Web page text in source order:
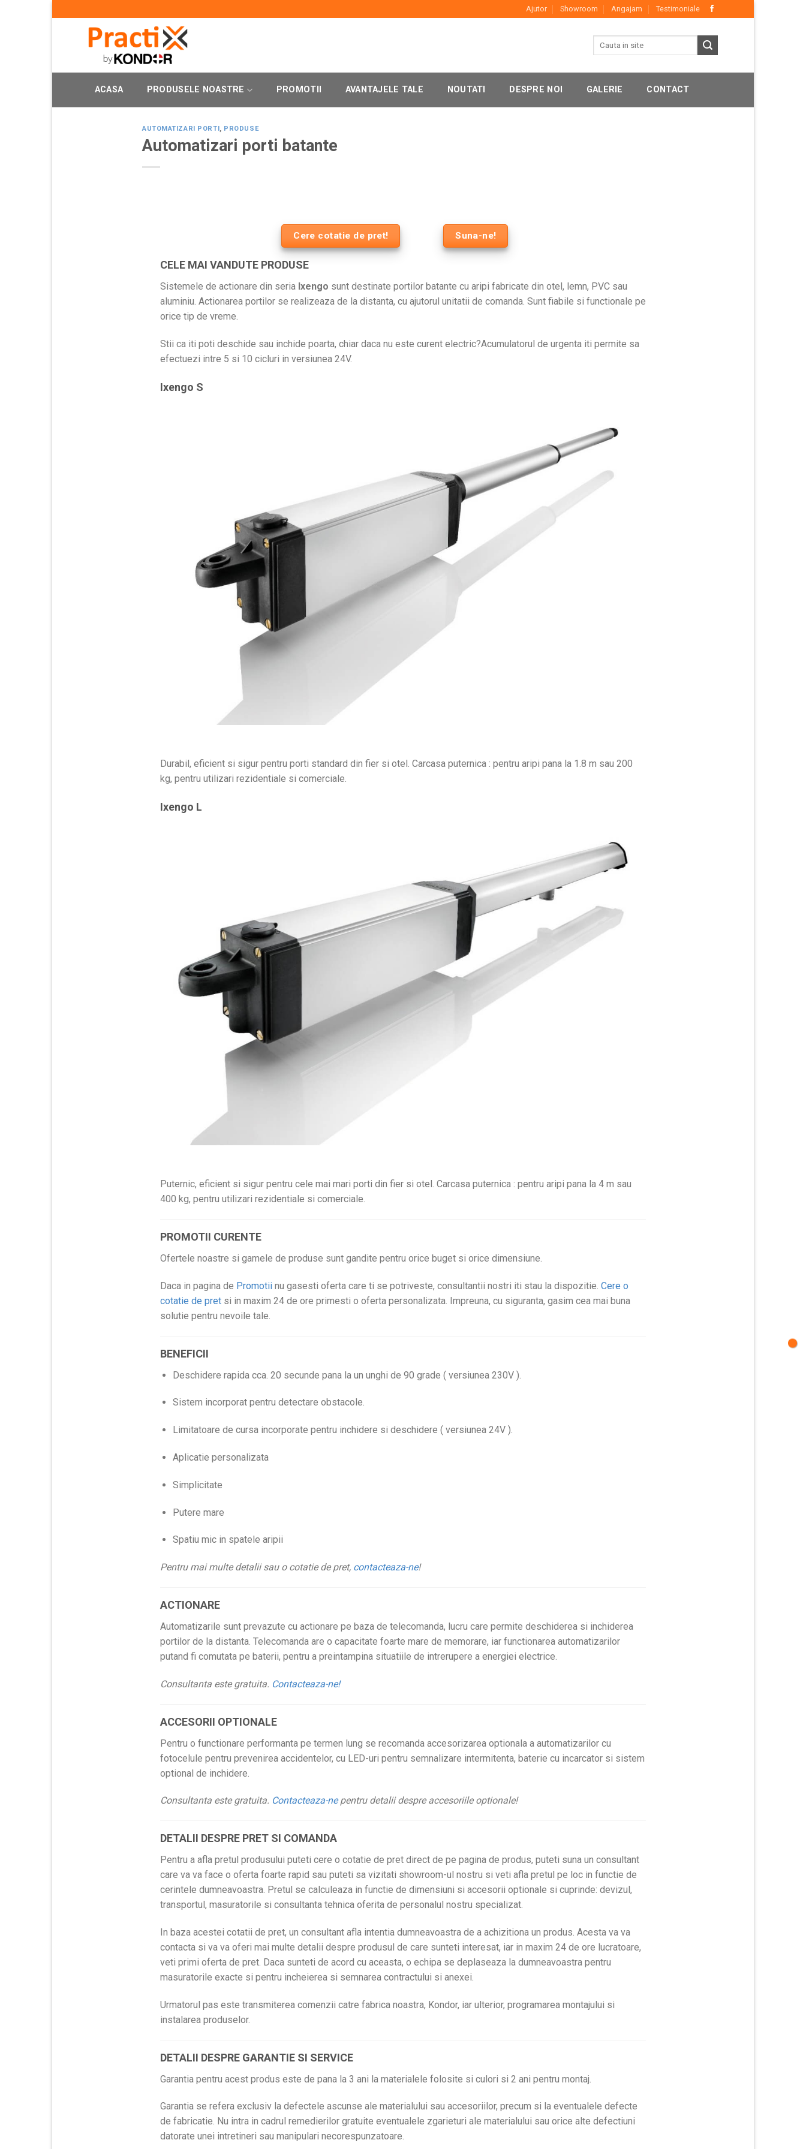
Ajutor Showroom Angajam Testimoniale
ACASA PRODUSELE NOASTRE PROMOTII AVANTAJELE TALE NOUTATI DESPRE NOI GALERIE CONTACT
AUTOMATIZARI PORTI, PRODUSE
Automatizari porti batante
Cere cotatie de pret! Suna-ne!
CELE MAI VANDUTE PRODUSE
Sistemele de actionare din seria Ixengo sunt destinate portilor batante cu aripi fabricate din otel, lemn, PVC sau
aluminiu. Actionarea portilor se realizeaza de la distanta, cu ajutorul unitatii de comanda. Sunt fiabile si functionale pe
orice tip de vreme.
Stii ca iti poti deschide sau inchide poarta, chiar daca nu este curent electric?Acumulatorul de urgenta iti permite sa
efectuezi intre 5 si 10 cicluri in versiunea 24V.
Ixengo S
Durabil, eficient si sigur pentru porti standard din fier si otel. Carcasa puternica : pentru aripi pana la 1.8 m sau 200
kg, pentru utilizari rezidentiale si comerciale.
Ixengo L
Puternic, eficient si sigur pentru cele mai mari porti din fier si otel. Carcasa puternica : pentru aripi pana la 4 m sau
400 kg, pentru utilizari rezidentiale si comerciale.
PROMOTII CURENTE
Ofertele noastre si gamele de produse sunt gandite pentru orice buget si orice dimensiune.
Daca in pagina de Promotii nu gasesti oferta care ti se potriveste, consultantii nostri iti stau la dispozitie. Cere o
cotatie de pret si in maxim 24 de ore primesti o oferta personalizata. Impreuna, cu siguranta, gasim cea mai buna
solutie pentru nevoile tale.
BENEFICII
Deschidere rapida cca. 20 secunde pana la un unghi de 90 grade ( versiunea 230V ).
Sistem incorporat pentru detectare obstacole.
Limitatoare de cursa incorporate pentru inchidere si deschidere ( versiunea 24V ).
Aplicatie personalizata
Simplicitate
Putere mare
Spatiu mic in spatele aripii
Pentru mai multe detalii sau o cotatie de pret, contacteaza-ne!
ACTIONARE
Automatizarile sunt prevazute cu actionare pe baza de telecomanda, lucru care permite deschiderea si inchiderea
portilor de la distanta. Telecomanda are o capacitate foarte mare de memorare, iar functionarea automatizarilor
putand fi comutata pe baterii, pentru a preintampina situatiile de intrerupere a energiei electrice.
Consultanta este gratuita. Contacteaza-ne!
ACCESORII OPTIONALE
Pentru o functionare performanta pe termen lung se recomanda accesorizarea optionala a automatizarilor cu
fotocelule pentru prevenirea accidentelor, cu LED-uri pentru semnalizare intermitenta, baterie cu incarcator si sistem
optional de inchidere.
Consultanta este gratuita. Contacteaza-nepentru detalii despre accesoriile optionale!
DETALII DESPRE PRET SI COMANDA
Pentru a afla pretul produsului puteti cere o cotatie de pret direct de pe pagina de produs, puteti suna un consultant
care va va face o oferta foarte rapid sau puteti sa vizitati showroom-ul nostru si veti afla pretul pe loc in functie de
cerintele dumneavoastra. Pretul se calculeaza in functie de dimensiuni si accesorii optionale si cuprinde: devizul,
transportul, masuratorile si consultanta tehnica oferita de personalul nostru specializat.
In baza acestei cotatii de pret, un consultant afla intentia dumneavoastra de a achizitiona un produs. Acesta va va
contacta si va va oferi mai multe detalii despre produsul de care sunteti interesat, iar in maxim 24 de ore lucratoare,
veti primi oferta de pret. Daca sunteti de acord cu aceasta, o echipa se deplaseaza la dumneavoastra pentru
masuratorile exacte si pentru incheierea si semnarea contractului si anexei.
Urmatorul pas este transmiterea comenzii catre fabrica noastra, Kondor, iar ulterior, programarea montajului si
instalarea produselor.
DETALII DESPRE GARANTIE SI SERVICE
Garantia pentru acest produs este de pana la 3 ani la materialele folosite si culori si 2 ani pentru montaj.
Garantia se refera exclusiv la defectele ascunse ale materialului sau accesoriilor, precum si la eventualele defecte
de fabricatie. Nu intra in cadrul remedierilor gratuite eventualele zgarieturi ale materialului sau orice alte defectiuni
datorate unei intretineri sau manipulari necorespunzatoare.